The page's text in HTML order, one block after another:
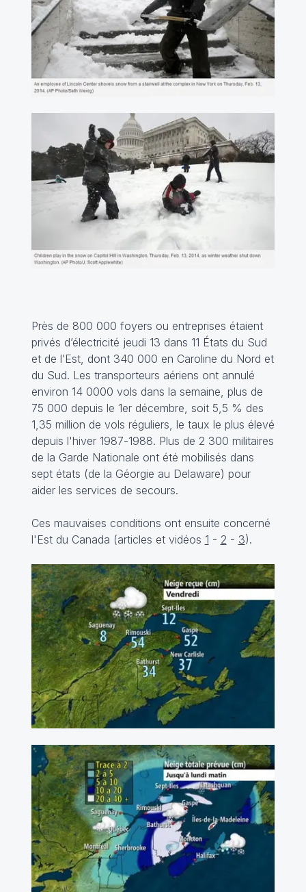
Près de 800 000 foyers ou entreprises étaient
privés d’électricité jeudi 13 dans 11 États du Sud
et de l’Est, dont 340 000 en Caroline du Nord et
du Sud. Les transporteurs aériens ont annulé
environ 14 0000 vols dans la semaine, plus de
75 000 depuis le 1er décembre, soit 5,5 % des
1,35 million de vols réguliers, le taux le plus élevé
depuis l'hiver 1987-1988. Plus de 2 300 militaires
de la Garde Nationale ont été mobilisés dans
sept états (de la Géorgie au Delaware) pour
aider les services de secours.
Ces mauvaises conditions ont ensuite concerné
l'Est du Canada (articles et vidéos 1 - 2 - 3).